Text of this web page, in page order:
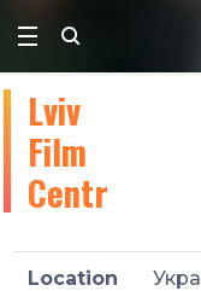
Lviv
Film
Centr
Location